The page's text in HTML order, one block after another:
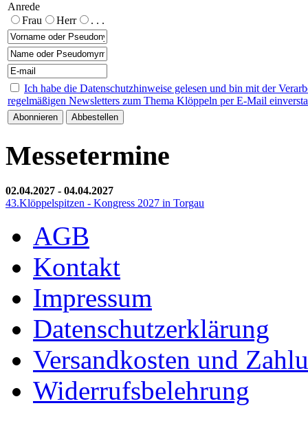
Anrede
Frau
Herr . . .
Ich habe die Datenschutzhinweise gelesen und bin mit der
regelmäßigen Newsletters zum Thema Klöppeln per E-Mail
Messetermine
02.04.2027 - 04.04.2027
43.Klöppelspitzen - Kongress 2027 in Torgau
AGB
Kontakt
Impressum
Datenschutzerklärung
Versandkosten und
Widerrufsbelehrung